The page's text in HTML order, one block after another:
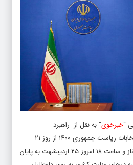
“خبرخوی” به نقل از راهبرد
ریاست جمهوری ۱۴۰۰
از روز ۲۱
اردیبشهت در وزارت کشور آغاز و ساعت ۱۸ امروز ۲۵ اردیبشهت به پایان